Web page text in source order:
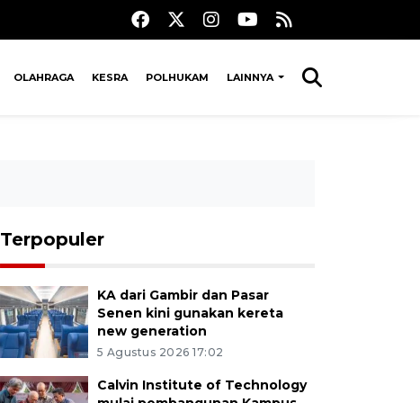
OLAHRAGA KESRA POLHUKAM LAINNYA
Terpopuler
KA dari Gambir dan Pasar
Senen kini gunakan kereta
new generation
5 Agustus 2026 17:02
Calvin Institute of Technology